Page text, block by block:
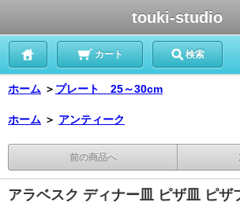
touki-studio
カート 検索
ホーム ＞ プレート 25～30cm
ホーム ＞ アンティーク
前の商品へ
アラベスク ディナー皿 ピザ皿 ピザ